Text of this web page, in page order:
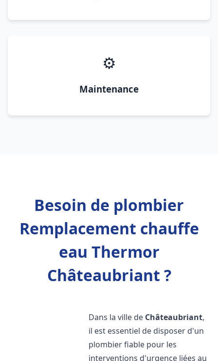
⚙️
Maintenance
Besoin de plombier
Remplacement chauffe
eau Thermor
Châteaubriant ?
Dans la ville de Châteaubriant,
il est essentiel de disposer d'un
plombier fiable pour les
interventions d'urgence liées au